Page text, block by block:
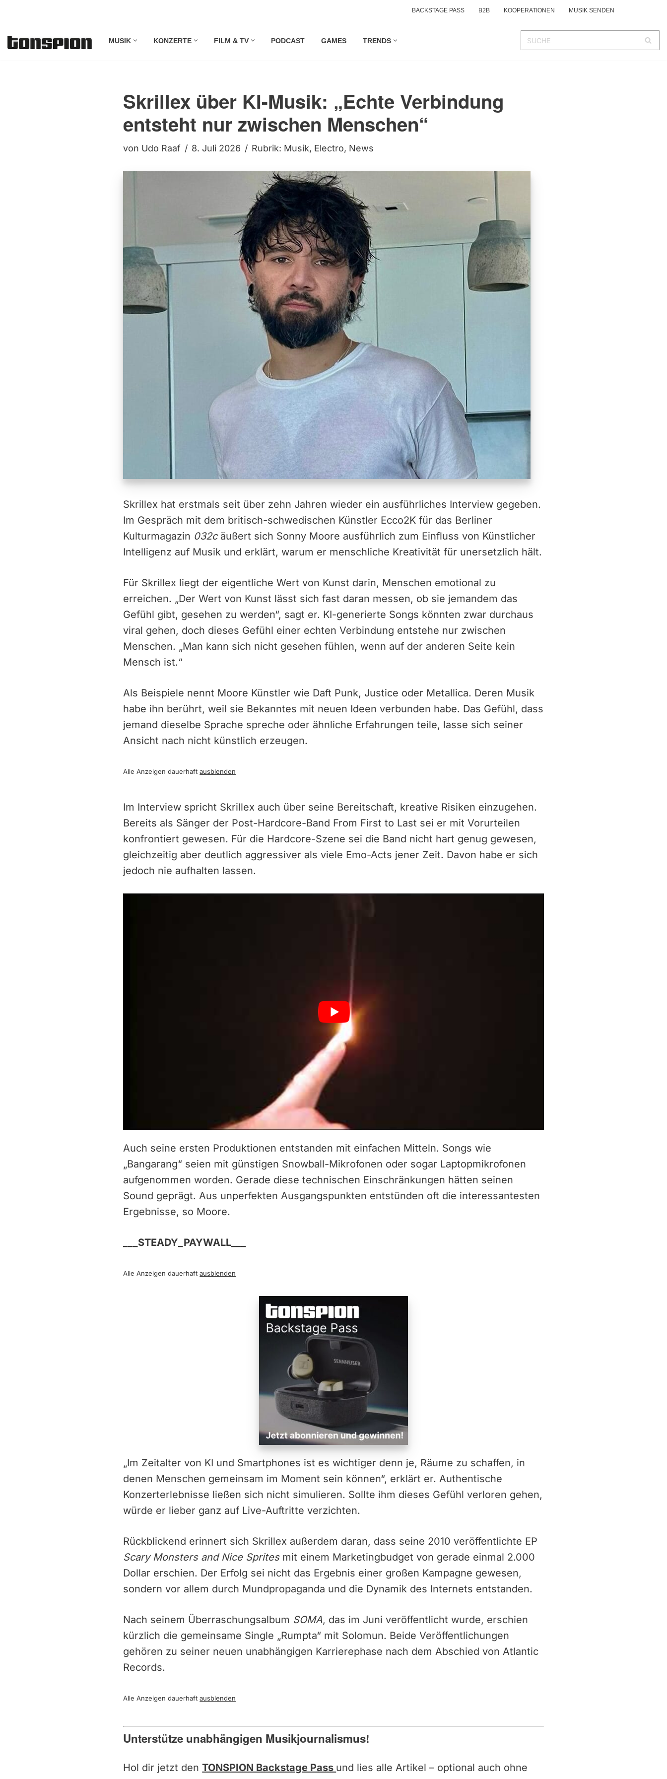
Inhalt
BACKSTAGE PASS B2B KOOPERATIONEN MUSIK SENDEN
MUSIK KONZERTE FILM & TV PODCAST GAMES TRENDS
Skrillex über KI-Musik: „Echte Verbindung
entsteht nur zwischen Menschen“
von Udo Raaf 8. Juli 2026 Rubrik: Musik, Electro, News
Skrillex hat erstmals seit über zehn Jahren wieder ein ausführliches Interview gegeben.
Im Gespräch mit dem britisch-schwedischen Künstler Ecco2K für das Berliner
Kulturmagazin 032cäußert sich Sonny Moore ausführlich zum Einfluss von Künstlicher
Intelligenz auf Musik und erklärt, warum er menschliche Kreativität für unersetzlich hält.
Für Skrillex liegt der eigentliche Wert von Kunst darin, Menschen emotional zu
erreichen. „Der Wert von Kunst lässt sich fast daran messen, ob sie jemandem das
Gefühl gibt, gesehen zu werden“, sagt er. KI-generierte Songs könnten zwar durchaus
viral gehen, doch dieses Gefühl einer echten Verbindung entstehe nur zwischen
Menschen. „Man kann sich nicht gesehen fühlen, wenn auf der anderen Seite kein
Mensch ist.“
Als Beispiele nennt Moore Künstler wie Daft Punk, Justice oder Metallica. Deren Musik
habe ihn berührt, weil sie Bekanntes mit neuen Ideen verbunden habe. Das Gefühl, dass
jemand dieselbe Sprache spreche oder ähnliche Erfahrungen teile, lasse sich seiner
Ansicht nach nicht künstlich erzeugen.
Alle Anzeigen dauerhaftausblenden
Im Interview spricht Skrillex auch über seine Bereitschaft, kreative Risiken einzugehen.
Bereits als Sänger der Post-Hardcore-Band From First to Last sei er mit Vorurteilen
konfrontiert gewesen. Für die Hardcore-Szene sei die Band nicht hart genug gewesen,
gleichzeitig aber deutlich aggressiver als viele Emo-Acts jener Zeit. Davon habe er sich
jedoch nie aufhalten lassen.
Auch seine ersten Produktionen entstanden mit einfachen Mitteln. Songs wie
„Bangarang“ seien mit günstigen Snowball-Mikrofonen oder sogar Laptopmikrofonen
aufgenommen worden. Gerade diese technischen Einschränkungen hätten seinen
Sound geprägt. Aus unperfekten Ausgangspunkten entstünden oft die interessantesten
Ergebnisse, so Moore.
___STEADY_PAYWALL___
Alle Anzeigen dauerhaftausblenden
„Im Zeitalter von KI und Smartphones ist es wichtiger denn je, Räume zu schaffen, in
denen Menschen gemeinsam im Moment sein können“, erklärt er. Authentische
Konzerterlebnisse ließen sich nicht simulieren. Sollte ihm dieses Gefühl verloren gehen,
würde er lieber ganz auf Live-Auftritte verzichten.
Rückblickend erinnert sich Skrillex außerdem daran, dass seine 2010 veröffentlichte EP
Scary Monsters and Nice Spritesmit einem Marketingbudget von gerade einmal 2.000
Dollar erschien. Der Erfolg sei nicht das Ergebnis einer großen Kampagne gewesen,
sondern vor allem durch Mundpropaganda und die Dynamik des Internets entstanden.
Nach seinem Überraschungsalbum SOMA, das im Juni veröffentlicht wurde, erschien
kürzlich die gemeinsame Single „Rumpta“ mit Solomun. Beide Veröffentlichungen
gehören zu seiner neuen unabhängigen Karrierephase nach dem Abschied von Atlantic
Records.
Alle Anzeigen dauerhaftausblenden
Unterstütze unabhängigen Musikjournalismus!
Hol dir jetzt denTONSPION Backstage Pass und lies alle Artikel – optional auch ohne